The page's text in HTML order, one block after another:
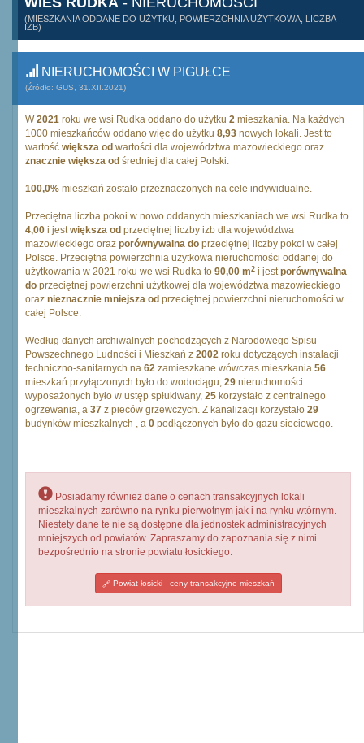
(MIESZKANIA ODDANE DO UŻYTKU, POWIERZCHNIA UŻYTKOWA, LICZBA
IZB)
NIERUCHOMOŚCI W PIGUŁCE
(Źródło: GUS, 31.XII.2021)
W2021 roku we wsi Rudka oddano do użytku 2 mieszkania. Na każdych
1000 mieszkańców oddano więc do użytku 8,93 nowych lokali. Jest to
wartość większa od wartości dla województwa mazowieckiego oraz
znacznie większa od średniej dla całej Polski.
100,0% mieszkań zostało przeznaczonych na cele indywidualne.
Przeciętna liczba pokoi w nowo oddanych mieszkaniach we wsi Rudka to
4,00 i jestwiększa od przeciętnej liczby izb dla województwa
mazowieckiego oraz porównywalna do przeciętnej liczby pokoi w całej
Polsce. Przeciętna powierzchnia użytkowa nieruchomości oddanej do
użytkowania w 2021 roku we wsi Rudka to 90,00 m2 i jestporównywalna
do przeciętnej powierzchni użytkowej dla województwa mazowieckiego
oraz nieznacznie mniejsza od przeciętnej powierzchni nieruchomości w
całej Polsce.
Według danych archiwalnych pochodzących z Narodowego Spisu
Powszechnego Ludności i Mieszkań z 2002 roku dotyczących instalacji
techniczno-sanitarnych na 62 zamieszkane wówczas mieszkania 56
mieszkań przyłączonych było do wodociągu, 29 nieruchomości
wyposażonych było w ustęp spłukiwany, 25 korzystało z centralnego
ogrzewania, a 37 z pieców grzewczych. Z kanalizacji korzystało 29
budynków mieszkalnych , a 0 podłączonych było do gazu sieciowego.
Posiadamy również dane o cenach transakcyjnych lokali
mieszkalnych zarówno na rynku pierwotnym jak i na rynku wtórnym.
Niestety dane te nie są dostępne dla jednostek administracyjnych
mniejszych od powiatów. Zapraszamy do zapoznania się z nimi
bezpośrednio na stronie powiatu łosickiego.
Powiat łosicki - ceny transakcyjne mieszkań